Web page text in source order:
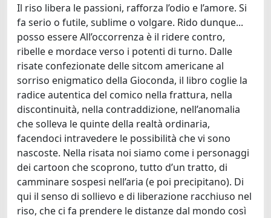
Il riso libera le passioni, rafforza l’odio e l’amore. Si
fa serio o futile, sublime o volgare. Rido dunque...
posso essere All’occorrenza è il ridere contro,
ribelle e mordace verso i potenti di turno. Dalle
risate confezionate delle sitcom americane al
sorriso enigmatico della Gioconda, il libro coglie la
radice autentica del comico nella frattura, nella
discontinuità, nella contraddizione, nell’anomalia
che solleva le quinte della realtà ordinaria,
facendoci intravedere le possibilità che vi sono
nascoste. Nella risata noi siamo come i personaggi
dei cartoon che scoprono, tutto d’un tratto, di
camminare sospesi nell’aria (e poi precipitano). Di
qui il senso di sollievo e di liberazione racchiuso nel
riso, che ci fa prendere le distanze dal mondo così